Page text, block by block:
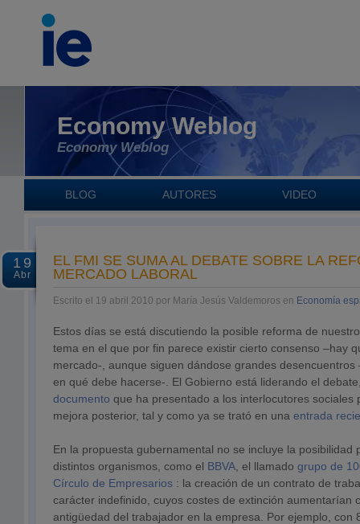
Economy Weblog
Economy Weblog
BLOG AUTORES VIDEO
19
Abr
EL FMI SE SUMA AL DEBATE SOBRE LA
MERCADO LABORAL
Escrito el 19 abril 2010 por María Jesús Valdemoros en Economía
Estos días se está discutiendo la posible reforma de
tema en el que por fin parece existir cierto consenso –hay
mercado-, aunque siguen dándose grandes desencuentros
en qué debe hacerse-. El Gobierno está liderando el
documento que ha presentado a los interlocutores sociales
mejora posterior, tal y como ya se trató en una entrada
En la propuesta gubernamental no se incluye la posibilidad
distintos organismos, como el BBVA , el llamado grupo de
Círculo de Empresarios : la creación de un contrato de
carácter indefinido, cuyos costes de extinción aumentarían
antigüedad del trabajador en la empresa. Por ejemplo, con